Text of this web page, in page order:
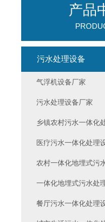
产品
污水处理设备
气浮机设备厂家
污水处理设备厂家
乡镇农村污水一体化
医疗污水一体化处理
农村一体化地埋式污
一体化地埋式污水处
餐厅污水一体化处理